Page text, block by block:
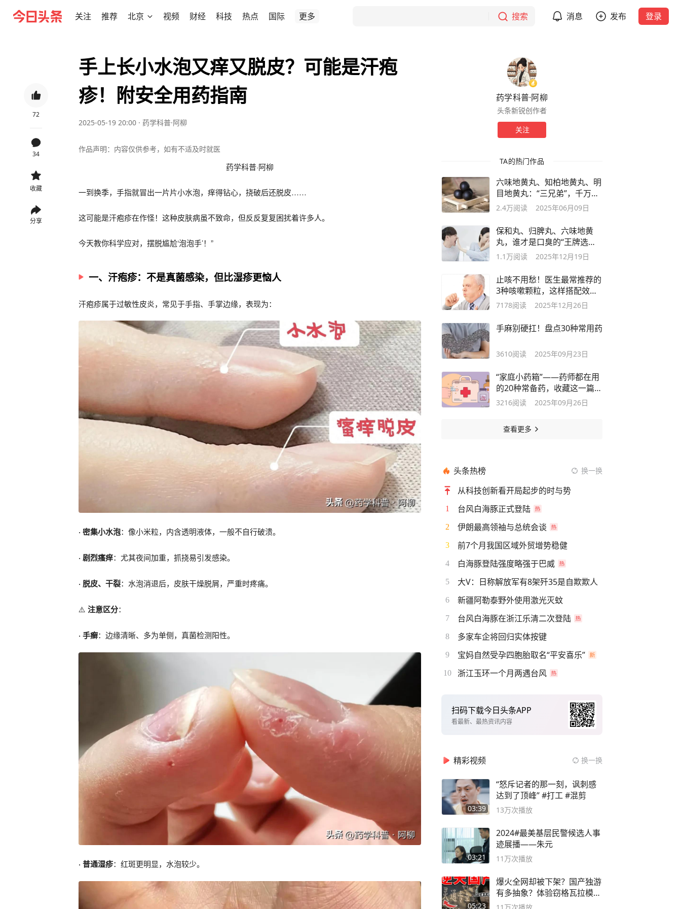
关注 推荐 北京 视频 财经 科技 热点 国际 更多 搜索 消息 发布 登录
72
34
收藏
分享
手上长小水泡又痒又脱皮？可能是汗疱
疹！附安全用药指南
2025-05-19 20:00 · 药学科普·阿柳
作品声明：内容仅供参考，如有不适及时就医
药学科普·阿柳
一到换季，手指就冒出一片片小水泡，痒得钻心，挠破后还脱皮……
这可能是汗疱疹在作怪！这种皮肤病虽不致命，但反反复复困扰着许多人。
今天教你科学应对，摆脱尴尬‘泡泡手’！”
一、汗疱疹：不是真菌感染，但比湿疹更恼人
汗疱疹属于过敏性皮炎，常见于手指、手掌边缘，表现为：
· 密集小水泡：像小米粒，内含透明液体，一般不自行破溃。
· 剧烈瘙痒：尤其夜间加重，抓挠易引发感染。
· 脱皮、干裂：水泡消退后，皮肤干燥脱屑，严重时疼痛。
⚠️ 注意区分：
· 手癣：边缘清晰、多为单侧，真菌检测阳性。
· 普通湿疹：红斑更明显，水泡较少。
药学科普·阿柳
头条新锐创作者
关注
TA的热门作品
六味地黄丸、知柏地黄丸、明
目地黄丸：“三兄弟”，千万别
选错！
2.4万阅读 2025年06月09日
保和丸、归脾丸、六味地黄
丸，谁才是口臭的“王牌选
手”？
1.1万阅读 2025年12月19日
止咳不用愁！医生最常推荐的
3种咳嗽颗粒，这样搭配效果
翻倍
7178阅读 2025年12月26日
手麻别硬扛！盘点30种常用药
3610阅读 2025年09月23日
“家庭小药箱”——药师都在用
的20种常备药，收藏这一篇就
够了！
3216阅读 2025年09月26日
查看更多
头条热榜 换一换
从科技创新看开局起步的时与势
1 台风白海豚正式登陆
2 伊朗最高领袖与总统会谈
3 前7个月我国区域外贸增势稳健
4 白海豚登陆强度略强于巴威
5 大V：日称解放军有8架歼35是自欺欺人
6 新疆阿勒泰野外使用激光灭蚊
7 台风白海豚在浙江乐清二次登陆
8 多家车企将回归实体按键
9 宝妈自然受孕四胞胎取名“平安喜乐”
10 浙江玉环一个月两遇台风
扫码下载今日头条APP
看最新、最热资讯内容
精彩视频 换一换
03:39
“怒斥记者的那一刻，讽刺感
达到了顶峰” #打工 #混剪
13万次播放
03:21
2024#最美基层民警候选人事
迹展播——朱元
11万次播放
05:23
爆火全网却被下架？国产独游
有多抽象？体验窃格瓦拉模拟
器！